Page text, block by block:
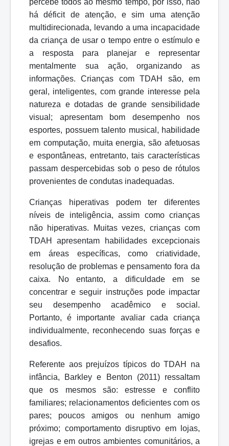
há déficit de atenção, e sim uma atenção
multidirecionada, levando a uma incapacidade
da criança de usar o tempo entre o estímulo e
a resposta para planejar e representar
mentalmente sua ação, organizando as
informações. Crianças com TDAH são, em
geral, inteligentes, com grande interesse pela
natureza e dotadas de grande sensibilidade
visual;
apresentam bom desempenho nos
esportes, possuem talento musical, habilidade
em computação, muita energia, são afetuosas
e espontâneas, entretanto, tais características
passam despercebidas sob o peso de rótulos
provenientes de condutas inadequadas.
Crianças hiperativas podem ter diferentes
níveis de inteligência, assim como crianças
não hiperativas. Muitas vezes, crianças com
TDAH apresentam habilidades excepcionais
em áreas específicas, como criatividade,
resolução de problemas e pensamento fora da
caixa. No entanto, a dificuldade em se
concentrar e seguir instruções pode impactar
seu desempenho acadêmico e social.
Portanto, é importante
avaliar cada
criança
individualmente, reconhecendo suas forças e
desafios.
Referente aos prejuízos típicos do TDAH na
infância,
Barkley e Benton (2011) ressaltam
que os mesmos são: estresse e conflito
familiares; relacionamentos deficientes com os
pares; poucos amigos ou nenhum amigo
próximo; comportamento disruptivo em lojas,
igrejas e em outros ambientes comunitários, a